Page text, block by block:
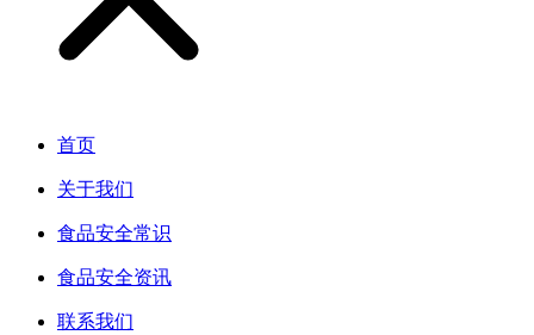
首页
关于我们
食品安全常识
食品安全资讯
联系我们